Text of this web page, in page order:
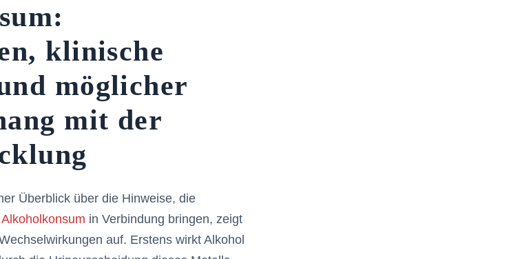
klinische
möglicher
mit der
Überblick über die Hinweise, die
Alkoholkonsum in Verbindung bringen, zeigt
auf. Erstens wirkt Alkohol